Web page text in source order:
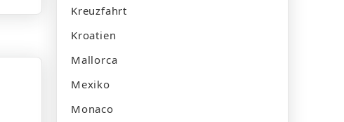
Kreuzfahrt
Kroatien
Mallorca
Mexiko
Monaco